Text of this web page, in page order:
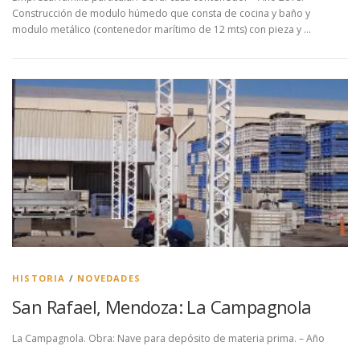
Construcción de modulo húmedo que consta de cocina y baño y
modulo metálico (contenedor marítimo de 12 mts) con pieza y …
HISTORIA / NOVEDADES
San Rafael, Mendoza: La Campagnola
La Campagnola. Obra: Nave para depósito de materia prima. – Año